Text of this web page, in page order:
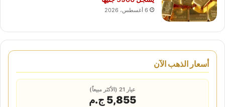
6 أغسطس، 2026
أسعار الذهب الآن
عيار 21 (الأكثر مبيعاً)
5,855 ج.م